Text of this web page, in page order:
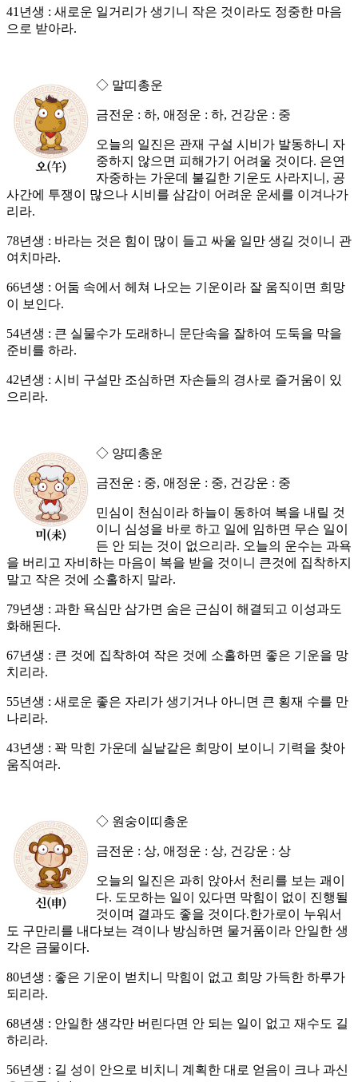
41년생 : 새로운 일거리가 생기니 작은 것이라도 정중한 마음
으로 받아라.
◇ 말띠총운
금전운 : 하, 애정운 : 하, 건강운 : 중
오늘의 일진은 관재 구설 시비가 발동하니 자
중하지 않으면 피해가기 어려울 것이다. 은연
자중하는 가운데 불길한 기운도 사라지니, 공
사간에 투쟁이 많으나 시비를 삼감이 어려운 운세를 이겨나가
리라.
78년생 : 바라는 것은 힘이 많이 들고 싸울 일만 생길 것이니 관
여치마라.
66년생 : 어둠 속에서 헤쳐 나오는 기운이라 잘 움직이면 희망
이 보인다.
54년생 : 큰 실물수가 도래하니 문단속을 잘하여 도둑을 막을
준비를 하라.
42년생 : 시비 구설만 조심하면 자손들의 경사로 즐거움이 있
으리라.
◇ 양띠총운
금전운 : 중, 애정운 : 중, 건강운 : 중
민심이 천심이라 하늘이 동하여 복을 내릴 것
이니 심성을 바로 하고 일에 임하면 무슨 일이
든 안 되는 것이 없으리라. 오늘의 운수는 과욕
을 버리고 자비하는 마음이 복을 받을 것이니 큰것에 집착하지
말고 작은 것에 소홀하지 말라.
79년생 : 과한 욕심만 삼가면 숨은 근심이 해결되고 이성과도
화해된다.
67년생 : 큰 것에 집착하여 작은 것에 소홀하면 좋은 기운을 망
치리라.
55년생 : 새로운 좋은 자리가 생기거나 아니면 큰 횡재 수를 만
나리라.
43년생 : 꽉 막힌 가운데 실낱같은 희망이 보이니 기력을 찾아
움직여라.
◇ 원숭이띠총운
금전운 : 상, 애정운 : 상, 건강운 : 상
오늘의 일진은 과히 앉아서 천리를 보는 괘이
다. 도모하는 일이 있다면 막힘이 없이 진행될
것이며 결과도 좋을 것이다.한가로이 누워서
도 구만리를 내다보는 격이나 방심하면 물거품이라 안일한 생
각은 금물이다.
80년생 : 좋은 기운이 벋치니 막힘이 없고 희망 가득한 하루가
되리라.
68년생 : 안일한 생각만 버린다면 안 되는 일이 없고 재수도 길
하리라.
56년생 : 길 성이 안으로 비치니 계획한 대로 얻음이 크나 과신